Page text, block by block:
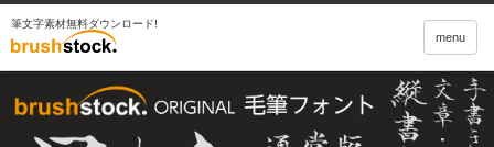
筆文字素材無料ダウンロード!
menu